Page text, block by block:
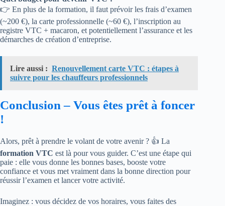
👉 En plus de la formation, il faut prévoir les frais d’examen
(~200 €), la carte professionnelle (~60 €), l’inscription au
registre VTC + macaron, et potentiellement l’assurance et les
démarches de création d’entreprise.
Lire aussi : Renouvellement carte VTC : étapes à
suivre pour les chauffeurs professionnels
Conclusion – Vous êtes prêt à foncer
!
Alors, prêt à prendre le volant de votre avenir ? 👍 La
formation VTC est là pour vous guider. C’est une étape qui
paie : elle vous donne les bonnes bases, booste votre
confiance et vous met vraiment dans la bonne direction pour
réussir l’examen et lancer votre activité.
Imaginez : vous décidez de vos horaires, vous faites des